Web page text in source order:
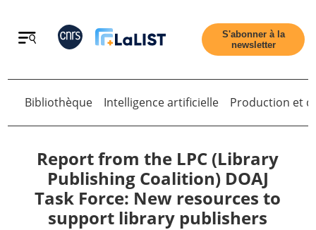
Retour
Accueil
S'abonner à la
newsletter
Retour
Bibliothèque Intelligence artificielle Production et
Report from the LPC (Library
Publishing Coalition) DOAJ
Task Force: New resources to
support library publishers